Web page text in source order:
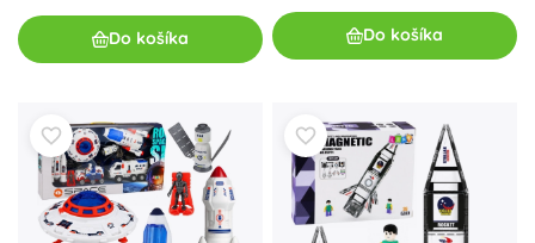
Do košíka Do košíka